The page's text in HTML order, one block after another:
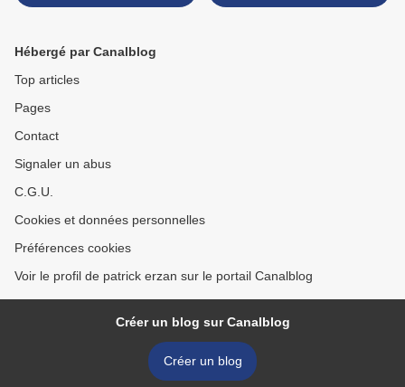
Hébergé par Canalblog
Top articles
Pages
Contact
Signaler un abus
C.G.U.
Cookies et données personnelles
Préférences cookies
Voir le profil de patrick erzan sur le portail Canalblog
Créer un blog sur Canalblog
Créer un blog